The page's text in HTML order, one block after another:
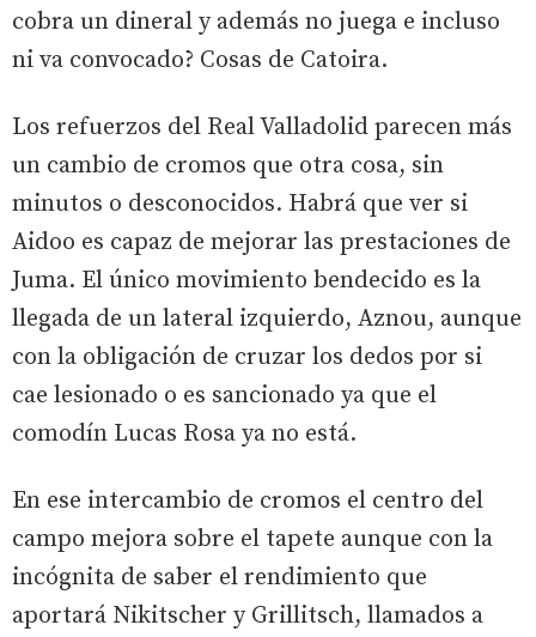
cobra un dineral y además no juega e incluso
ni va convocado? Cosas de Catoira.
Los refuerzos del Real Valladolid parecen más
un cambio de cromos que otra cosa, sin
minutos o desconocidos. Habrá que ver si
Aidoo es capaz de mejorar las prestaciones de
Juma. El único movimiento bendecido es la
llegada de un lateral izquierdo, Aznou, aunque
con la obligación de cruzar los dedos por si
cae lesionado o es sancionado ya que el
comodín Lucas Rosa ya no está.
En ese intercambio de cromos el centro del
campo mejora sobre el tapete aunque con la
incógnita de saber el rendimiento que
aportará Nikitscher y Grillitsch, llamados a